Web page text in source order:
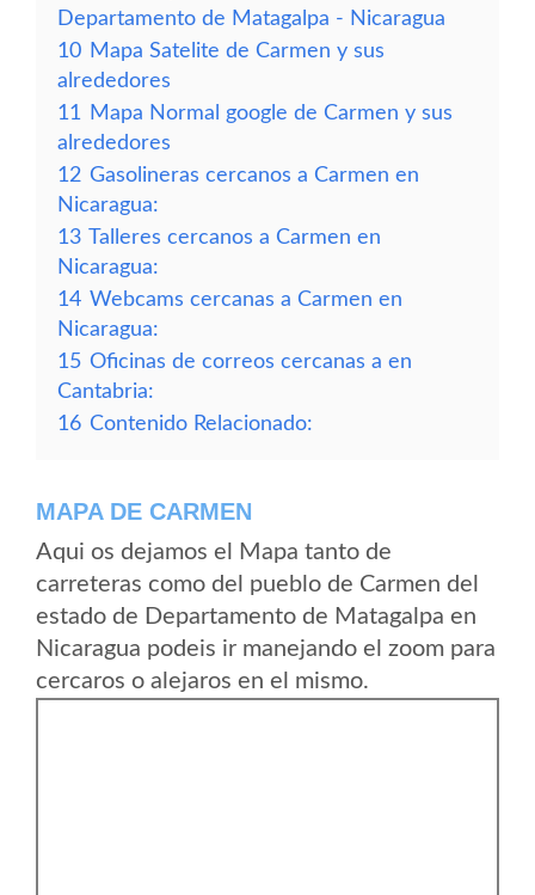
Departamento de Matagalpa - Nicaragua
10 Mapa Satelite de Carmen y sus
alrededores
11
Mapa Normal google de Carmen y sus
alrededores
12 Gasolineras cercanos a Carmen en
Nicaragua:
13 Talleres cercanos a Carmen en
Nicaragua:
14 Webcams cercanas a Carmen en
Nicaragua:
15 Oficinas de correos cercanas a en
Cantabria:
16 Contenido Relacionado:
MAPA DE CARMEN
Aqui os dejamos el Mapa tanto de
carreteras como del pueblo de Carmen del
estado de Departamento de Matagalpa en
Nicaragua podeis ir manejando el zoom para
cercaros o alejaros en el mismo.